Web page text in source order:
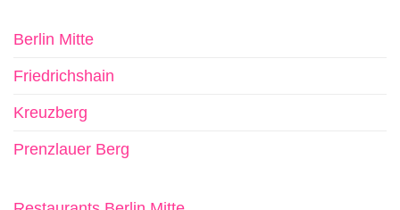
Berlin Mitte
Friedrichshain
Kreuzberg
Prenzlauer Berg